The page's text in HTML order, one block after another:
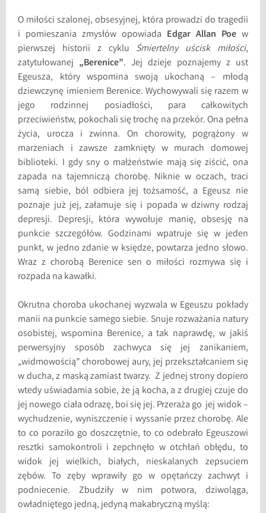
O miłości szalonej, obsesyjnej, która prowadzi do tragedii
i pomieszania zmysłów opowiada Edgar Allan Poew
pierwszej historii z cyklu Śmiertelny uścisk miłości,
zatytułowanej „Berenice”. Jej dzieje poznajemy z ust
Egeusza, który wspomina swoją ukochaną – młodą
dziewczynę imieniem Berenice. Wychowywali się razem w
jego rodzinnej posiadłości, para całkowitych
przeciwieństw, pokochali się trochę na przekór. Ona pełna
życia, urocza i zwinna. On chorowity, pogrążony w
marzeniach i zawsze zamknięty w murach domowej
biblioteki. I gdy sny o małżeństwie mają się ziścić, ona
zapada na tajemniczą chorobę. Niknie w oczach, traci
samą siebie, ból odbiera jej tożsamość, a Egeusz nie
poznaje już jej, załamuje się i popada w dziwny rodzaj
depresji. Depresji, która wywołuje manię, obsesję na
punkcie szczegółów. Godzinami wpatruje się w jeden
punkt, w jedno zdanie w księdze, powtarza jedno słowo.
Wraz z chorobą Berenice sen o miłości rozmywa się i
rozpada na kawałki.
Okrutna choroba ukochanej wyzwala w Egeuszu pokłady
manii na punkcie samego siebie. Snuje rozważania natury
osobistej, wspomina Berenice, a tak naprawdę, w jakiś
perwersyjny sposób zachwyca się jej zanikaniem,
„widmowością” chorobowej aury, jej przekształcaniem się
w ducha, z maską zamiast twarzy. Z jednej strony dopiero
wtedy uświadamia sobie, że ją kocha, a z drugiej czuje do
jej nowego ciała odrazę, boi się jej. Przeraża go jej widok –
wychudzenie, wyniszczenie i wyssanie przez chorobę. Ale
to co poraziło go doszczętnie, to co odebrało Egeuszowi
resztki samokontroli i zepchnęło w otchłań obłędu, to
widok jej wielkich, białych, nieskalanych zepsuciem
zębów. To zęby wprawiły go w opętańczy zachwyt i
podniecenie. Zbudziły w nim potwora, dziwoląga,
owładniętego jedną, jedyną makabryczną myślą: